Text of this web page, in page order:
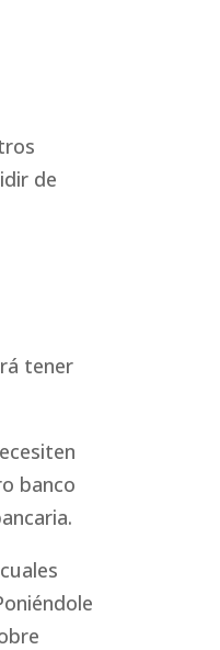
de
tener
banco